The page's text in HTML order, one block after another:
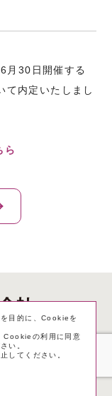
月30日開催する
て内定いたしまし
ら
目的に、Cookieを
Cookieの利用に同意
い。
してください。
用にあたって